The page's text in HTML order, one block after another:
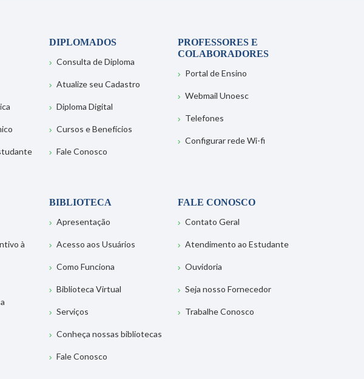
DIPLOMADOS
Consulta de Diploma
Atualize seu Cadastro
Diploma Digital
Cursos e Benefícios
Fale Conosco
PROFESSORES E
COLABORADORES
Portal de Ensino
Webmail Unoesc
Telefones
Configurar rede Wi-fi
à
BIBLIOTECA
Apresentação
Acesso aos Usuários
Como Funciona
Biblioteca Virtual
Serviços
Conheça nossas bibliotecas
Fale Conosco
FALE CONOSCO
Contato Geral
Atendimento ao Estudante
Ouvidoria
Seja nosso Fornecedor
Trabalhe Conosco